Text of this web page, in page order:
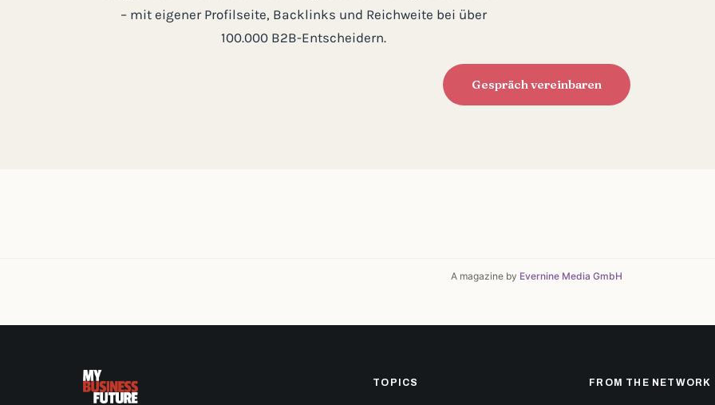
– mit eigener Profilseite, Backlinks und Reichweite bei über
100.000 B2B-Entscheidern.
Gespräch vereinbaren
A magazine by Evernine Media GmbH
TOPICS FROM THE NETWORK